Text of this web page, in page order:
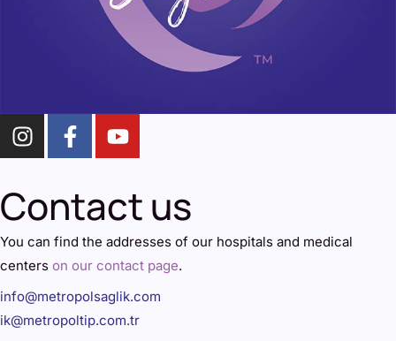
Contact us
You can find the addresses of our hospitals and medical
centers on our contact page.
info@metropolsaglik.com
ik@metropoltip.com.tr